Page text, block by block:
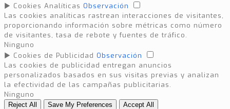
► Cookies Analíticas Observación
Las cookies analíticas rastrean interacciones de visitantes,
proporcionando información sobre métricas como número
de visitantes, tasa de rebote y fuentes de tráfico.
Ninguno
► Cookies de Publicidad Observación
Las cookies de publicidad entregan anuncios
personalizados basados en sus visitas previas y analizan
la efectividad de las campañas publicitarias.
Ninguno
Reject All Save My Preferences Accept All